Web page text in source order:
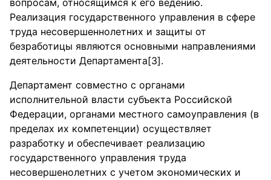
вопросам, относящимся к его ведению.
Реализация государственного управления в сфере
труда несовершеннолетних и защиты от
безработицы являются основными направлениями
деятельности Департамента[3].
Департамент совместно с органами
исполнительной власти субъекта Российской
Федерации, органами местного самоуправления (в
пределах их компетенции) осуществляет
разработку и обеспечивает реализацию
государственного управления труда
несовершенолетних с учетом экономических и